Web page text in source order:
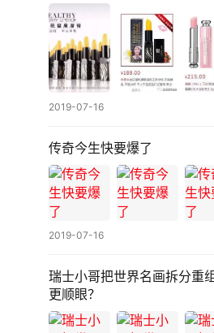
2019-07-16
传奇今生快要爆了
2019-07-16
瑞士小哥把世界名画拆分重
更顺眼？